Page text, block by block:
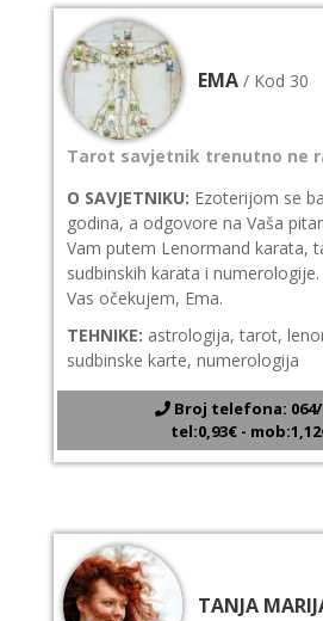
EMA / Kod 30
Tarot savjetnik trenutno ne
O SAVJETNIKU: Ezoterijom se
godina, a odgovore na Vaša
Vam putem Lenormand karata,
sudbinskih karata i
Vas očekujem, Ema.
TEHNIKE: astrologija, tarot,
sudbinske karte, numerologija
Broj telefona: 064/
tel:0,93€ -
TANJA